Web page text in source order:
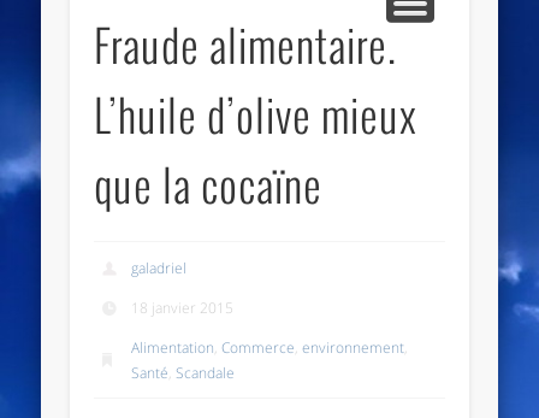
Fraude alimentaire.
L’huile d’olive mieux
que la cocaïne
galadriel
18 janvier 2015
Alimentation,Commerce,environnement,
Santé,Scandale